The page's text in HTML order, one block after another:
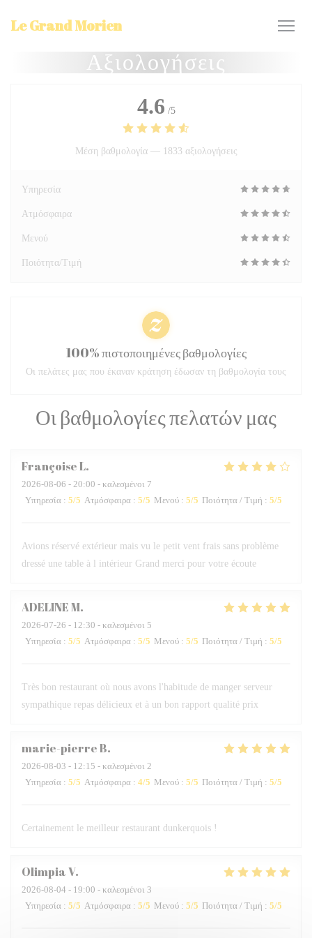
Le Grand Morien
Αξιολογήσεις
Οι βαθμολογίες πελατών μας
FrançoiseL
2026-08-06 - 20:00 - καλεσμένοι 7
Υπηρεσία : 5/5 Ατμόσφαιρα : 5/5 Μενού : 5/5 Ποιότητα / Τιμή : 5/5
Avions réservé extérieur mais vu le petit vent frais sans problème
dressé une table à l intérieur Grand merci pour votre écoute
ADELINEM
2026-07-26 - 12:30 - καλεσμένοι 5
Υπηρεσία : 5/5 Ατμόσφαιρα : 5/5 Μενού : 5/5 Ποιότητα / Τιμή : 5/5
Très bon restaurant où nous avons l'habitude de manger serveur
sympathique repas délicieux et à un bon rapport qualité prix
marie-pierreB
2026-08-03 - 12:15 - καλεσμένοι 2
Υπηρεσία : 5/5 Ατμόσφαιρα : 4/5 Μενού : 5/5 Ποιότητα / Τιμή : 5/5
Certainement le meilleur restaurant dunkerquois !
OlimpiaV
2026-08-04 - 19:00 - καλεσμένοι 3
Υπηρεσία : 5/5 Ατμόσφαιρα : 5/5 Μενού : 5/5 Ποιότητα / Τιμή : 5/5
4.6 /5
Μέση βαθμολογία — 1833 αξιολογήσεις
Υπηρεσία
Ατμόσφαιρα
Μενού
Ποιότητα/Τιμή
100% πιστοποιημένες βαθμολογίες
Οι πελάτες μας που έκαναν κράτηση έδωσαν τη βαθμολογία τους